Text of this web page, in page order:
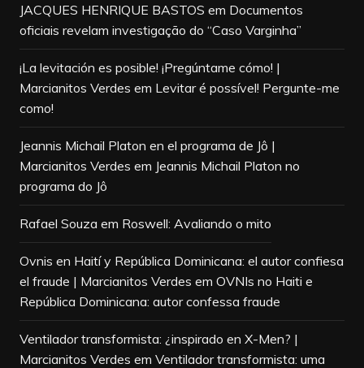
JACQUES HENRIQUE BASTOS em Documentos
oficiais revelam investigação do “Caso Varginha”
¡La levitación es posible! ¡Pregúntame cómo! |
Marcianitos Verdes em Levitar é possível! Pergunte-me
como!
Jeannis Michail Platon en el programa de Jô |
Marcianitos Verdes em Jeannis Michail Platon no
programa do Jô
Rafael Souza em Roswell: Avaliando o mito
Ovnis en Haití y República Dominicana: el autor confiesa
el fraude | Marcianitos Verdes em OVNIs no Haiti e
República Dominicana: autor confessa fraude
Ventilador transformista: ¿inspirado en X-Men? |
Marcianitos Verdes em Ventilador transformista: uma